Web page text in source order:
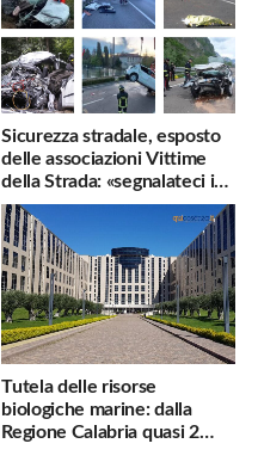
Sicurezza stradale, esposto
delle associazioni Vittime
della Strada: «segnalateci i
pericoli, interverremo
subito»
Tutela delle risorse
biologiche marine: dalla
Regione Calabria quasi 2